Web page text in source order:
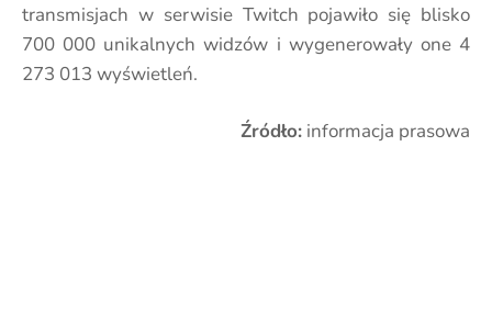
transmisjach w serwisie Twitch pojawiło się blisko
700 000 unikalnych widzów i wygenerowały one 4
273 013 wyświetleń.
Źródło: informacja prasowa